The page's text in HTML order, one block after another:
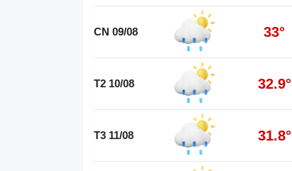
CN 09/08 33°
T2 10/08 32.9°
T3 11/08 31.8°